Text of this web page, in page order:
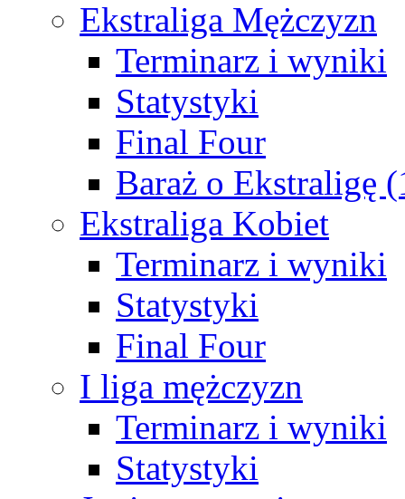
Ekstraliga Mężczyzn
Terminarz i wyniki
Statystyki
Final Four
Baraż o Ekstraligę
Ekstraliga Kobiet
Terminarz i wyniki
Statystyki
Final Four
I liga mężczyzn
Terminarz i wyniki
Statystyki